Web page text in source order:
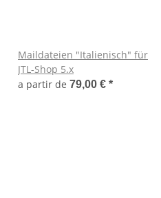
Maildateien "Italienisch" für
JTL-Shop 5.x
a partir de 79,00 € *